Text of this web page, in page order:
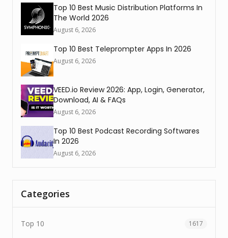
Top 10 Best Music Distribution Platforms In
The World 2026
August 6, 2026
Top 10 Best Teleprompter Apps In 2026
August 6, 2026
VEED.io Review 2026: App, Login, Generator,
Download, AI & FAQs
August 6, 2026
Top 10 Best Podcast Recording Softwares
In 2026
August 6, 2026
Categories
Top 10 1617